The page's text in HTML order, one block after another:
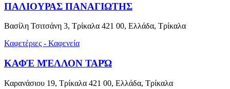
ΠΑΛΙΟΥΡΑΣ ΠΑΝΑΓΙΩΤΗΣ
Βασίλη Τσιτσάνη 3, Τρίκαλα 421 00, Ελλάδα, Τρίκαλα
Καφετέριες - Καφενεία
ΚΑΦΈ ΜΈΛΛΟΝ ΤΑΡΏ
Καρανάσιου 19, Τρίκαλα 421 00, Ελλάδα, Τρίκαλα